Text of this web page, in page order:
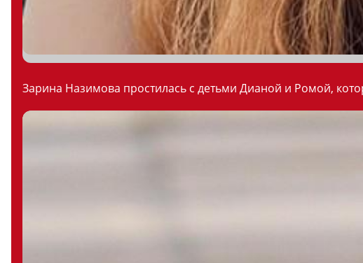
Зарина Назимова простилась с детьми Дианой и Ромой,